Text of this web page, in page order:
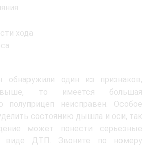
хода
один из признаков,
выше, то имеется большая
полуприцеп неисправен. Особое
состоянию дышла и оси, так
может понести серьезные
виде ДТП. Звоните по номеру